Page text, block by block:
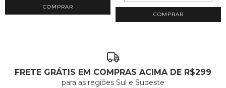
COMPRAR
COMPRAR
FRETE GRÁTIS EM COMPRAS ACIMA DE R$299
para as regiões Sul e Sudeste